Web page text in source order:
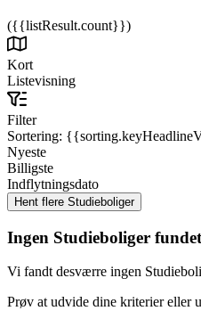
({{listResult.count}})
Kort
Listevisning
Filter
Sortering:
Nyeste
Billigste
Indflytningsdato
Ingen Studieboliger fundet
Vi fandt desværre ingen
Prøv at udvide dine kriterier eller